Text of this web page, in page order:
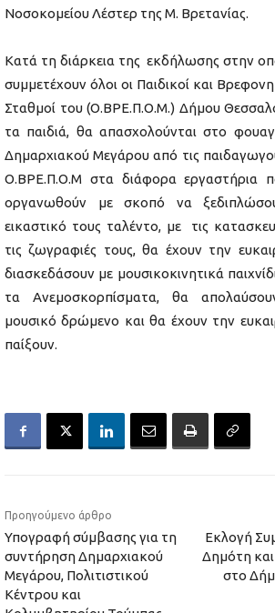
Νοσοκομείου Λέστερ της Μ. Βρετανίας.
Κατά τη διάρκεια της εκδήλωσης στην
συμμετέχουν όλοι οι Παιδικοί και
Σταθμοί του (Ο.ΒΡΕ.Π.Ο.Μ.) Δήμου
τα παιδιά, θα απασχολούνται στο
Δημαρχιακού Μεγάρου από τις
Ο.ΒΡΕ.Π.Ο.Μ στα διάφορα εργαστήρια
οργανωθούν με σκοπό να
εικαστικό τους ταλέντο, με τις
τις ζωγραφιές τους, θα έχουν την
διασκεδάσουν με μουσικοκινητικά
τα Ανεμοσκορπίσματα, θα
μουσικό δρώμενο και θα έχουν την
παίξουν.
Προηγούμενο άρθρο
Υπογραφή σύμβασης για τη
συντήρηση Δημαρχιακού
Μεγάρου, Πολιτιστικού
Κέντρου και
Εκλογή
Δημότη και
στο